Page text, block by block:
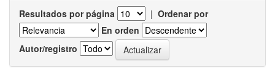
Resultados por página | Ordenar por
En orden
Autor/registro